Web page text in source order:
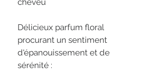
cheveu
Délicieux parfum floral
procurant un sentiment
d'épanouissement et de
sérénité :